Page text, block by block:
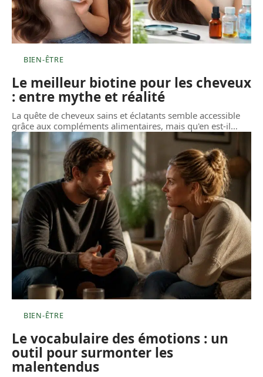
BIEN-ÊTRE
Le meilleur biotine pour les cheveux
: entre mythe et réalité
La quête de cheveux sains et éclatants semble accessible
grâce aux compléments alimentaires, mais qu'en est-il…
BIEN-ÊTRE
Le vocabulaire des émotions : un
outil pour surmonter les
malentendus